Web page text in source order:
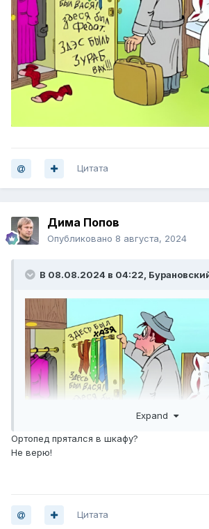
Цитата
Дима Попов
Опубликовано 8 августа, 2024
В 08.08.2024 в 04:22,
Expand
Ортопед прятался в шкафу?
Не верю!
Цитата